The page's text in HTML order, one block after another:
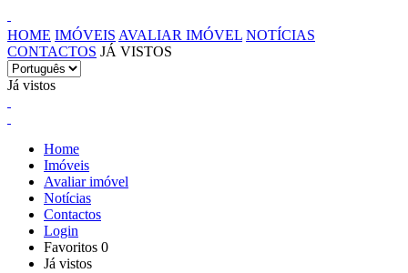
HOME IMÓVEIS AVALIAR IMÓVEL NOTÍCIAS
CONTACTOS JÁ VISTOS
Já vistos
Home
Imóveis
Avaliar imóvel
Notícias
Contactos
Login
Favoritos 0
Já vistos